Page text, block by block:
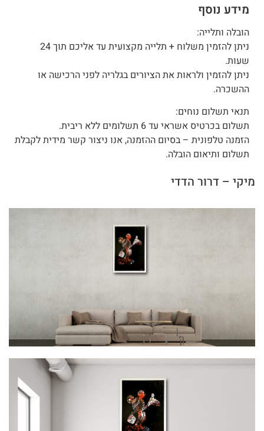
מידע נוסף
הובלה ותלייה:
ניתן להזמין משלוח + תלייה מקצועית עד אליכם תוך 24
שעות.
ניתן להזמין ולראות את הציורים בגלריה לפני הרכישה או
ההשכרה.
תנאי תשלום נוחים:
תשלום בכרטיס אשראי עד 6 תשלומים ללא ריבית.
הזמנה טלפונית – בסיום ההזמנה, אנו ניצור קשר מידית לקבלת
תשלום ותיאום הובלה.
מיקי – דרור הדדי